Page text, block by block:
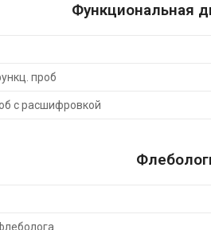
Функциональная
проб
с расшифровкой